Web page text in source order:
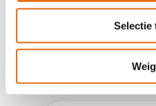
Selectie
maken we gebruik van
Portal) voor een
automatisering.